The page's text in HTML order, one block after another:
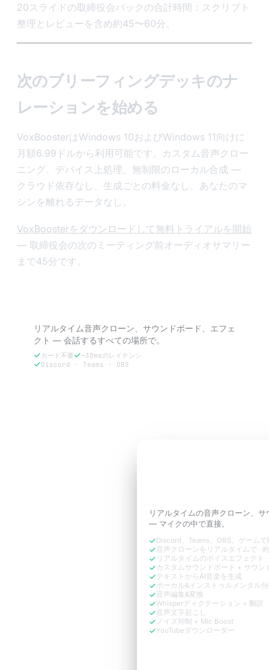
20スライドの取締役会パックの合計時間：スクリプト
整理とレビューを含め約45〜60分。
次のブリーフィングデッキのナ
レーションを始める
VoxBoosterはWindows 10およびWindows 11向けに
月額6.99ドルから利用可能です。カスタム音声クロー
ニング、デバイス上処理、無制限のローカル合成 —
クラウド依存なし、生成ごとの料金なし、あなたのマ
シンを離れるデータなし。
VoxBoosterをダウンロードして無料トライアルを開始
— 取締役会の次のミーティング前オーディオサマリー
まで45分です。
リアルタイム音声クローン、サウンドボード、エフェ
クト — 会話するすべての場所で。
カード不要
~30msのレイテンシ
Discord · Teams · OBS
リアルタイムの音声クローン、
— マイクの中で直接。
Discord、Teams、OBS、ゲームで
音声クローンをリアルタイムで ·
リアルタイムのボイスエフェクト
カスタムサウンドボード + サウン
テキストからAI音楽を生成
ボーカル&インストゥルメンタル
音声編集&変換
Whisperディクテーション + 翻訳
音声文字起こし
ノイズ抑制 + Mic Boost
YouTubeダウンローダー